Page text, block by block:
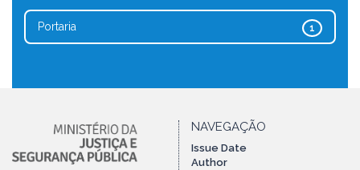
1
Portaria
NAVEGAÇÃO
Issue Date
Author